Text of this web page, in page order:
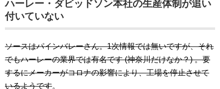
ハーレー・ダビッドソン本社の生産体制が追い
付いていない
ソースはパインバレーさん。1次情報では無いですが、それ
でもハーレーの業界では有名です (神奈川だけなか？) 。要
するにメーカーがコロナの影響により、工場を停止させて
いるようです。